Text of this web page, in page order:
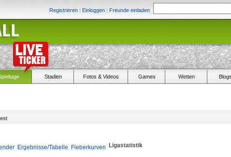
Registrieren | Einloggen | Freunde einladen
Stadien Fotos & Videos Games Wetten Blogs
Ergebnisse/Tabelle Fieberkurven Ligastatistik